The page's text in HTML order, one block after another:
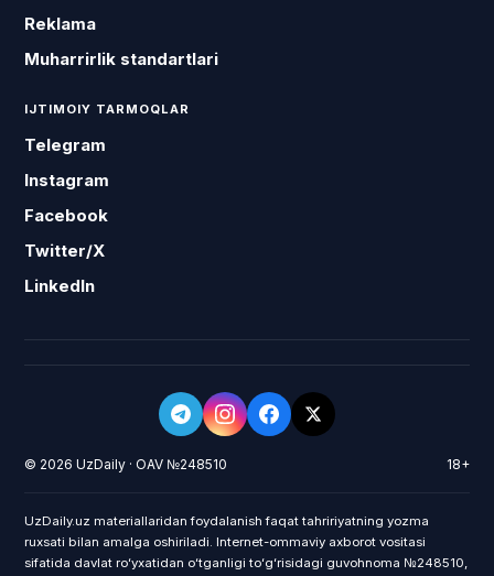
Reklama
Muharrirlik standartlari
IJTIMOIY TARMOQLAR
Telegram
Instagram
Facebook
Twitter/X
LinkedIn
© 2026 UzDaily · OAV №248510 18+
UzDaily.uz materiallaridan foydalanish faqat tahririyatning yozma
ruxsati bilan amalga oshiriladi. Internet-ommaviy axborot vositasi
sifatida davlat roʻyxatidan oʻtganligi toʻgʻrisidagi guvohnoma №248510,